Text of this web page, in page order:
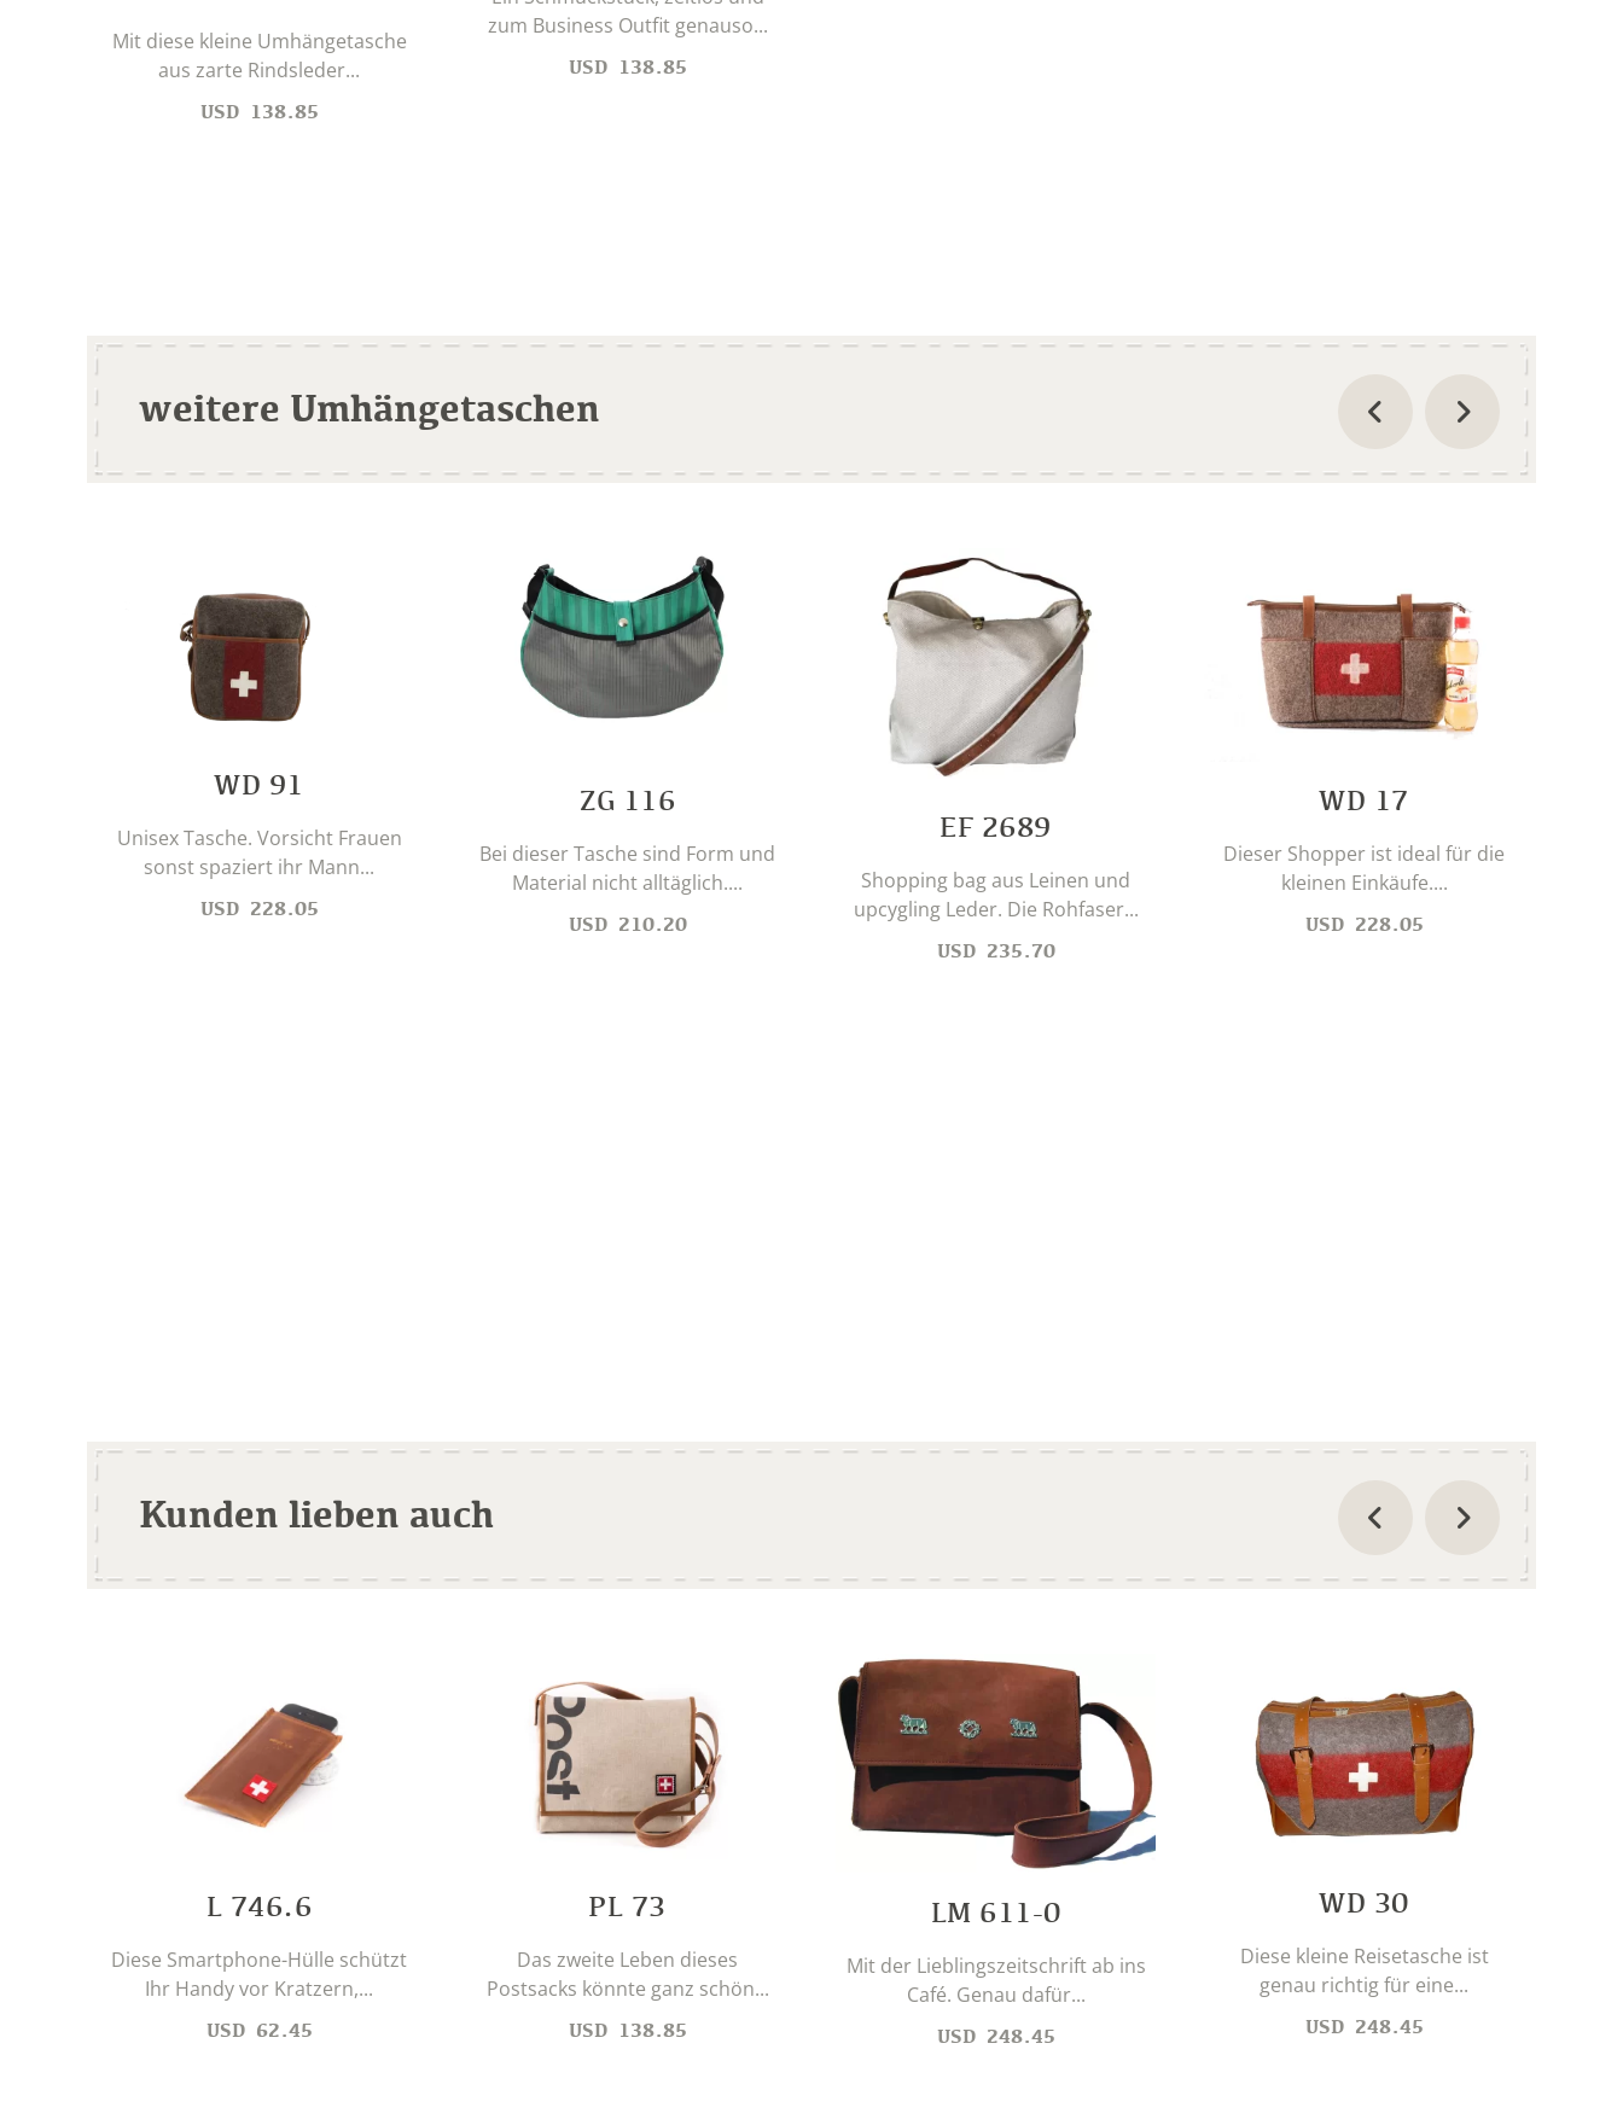
Mit diese kleine Umhängetasche
aus zarte Rindsleder...
USD 138.85
zum Business Outfit genauso...
USD 138.85
weitere Umhängetaschen
WD 91
Unisex Tasche. Vorsicht Frauen
sonst spaziert ihr Mann...
USD 228.05
ZG 116
Bei dieser Tasche sind Form und
Material nicht alltäglich....
USD 210.20
EF 2689
Shopping bag aus Leinen und
upcygling Leder. Die Rohfaser...
USD 235.70
WD 17
Dieser Shopper ist ideal für die
kleinen Einkäufe....
USD 228.05
Kunden lieben auch
L 746.6
Diese Smartphone-Hülle schützt
Ihr Handy vor Kratzern,...
USD 62.45
PL 73
Das zweite Leben dieses
Postsacks könnte ganz schön...
USD 138.85
LM 611-0
Mit der Lieblingszeitschrift ab ins
Café. Genau dafür...
USD 248.45
WD 30
Diese kleine Reisetasche ist
genau richtig für eine...
USD 248.45